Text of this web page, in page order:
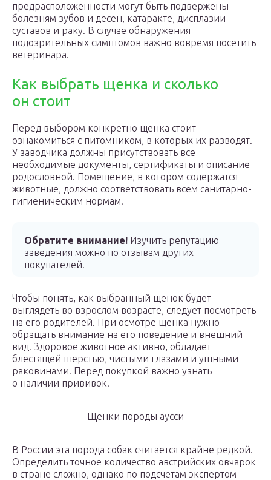
предрасположенности могут быть подвержены
болезням зубов и десен, катаракте, дисплазии
суставов и раку. В случае обнаружения
подозрительных симптомов важно вовремя посетить
ветеринара.
Как выбрать щенка и сколько
он стоит
Перед выбором конкретно щенка стоит
ознакомиться с питомником, в которых их разводят.
У заводчика должны присутствовать все
необходимые документы, сертификаты и описание
родословной. Помещение, в котором содержатся
животные, должно соответствовать всем санитарно-
гигиеническим нормам.
Обратите внимание! Изучить репутацию
заведения можно по отзывам других
покупателей.
Чтобы понять, как выбранный щенок будет
выглядеть во взрослом возрасте, следует посмотреть
на его родителей. При осмотре щенка нужно
обращать внимание на его поведение и внешний
вид. Здоровое животное активно, обладает
блестящей шерстью, чистыми глазами и ушными
раковинами. Перед покупкой важно узнать
о наличии прививок.
Щенки породы аусси
В России эта порода собак считается крайне редкой.
Определить точное количество австрийских овчарок
в стране сложно, однако по подсчетам экспертом